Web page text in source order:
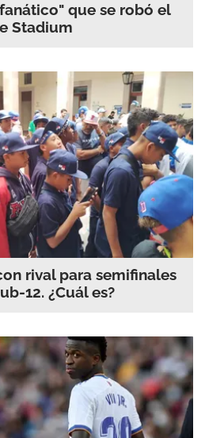
que se robó el
Stadium
rival para semifinales
12. ¿Cuál es?